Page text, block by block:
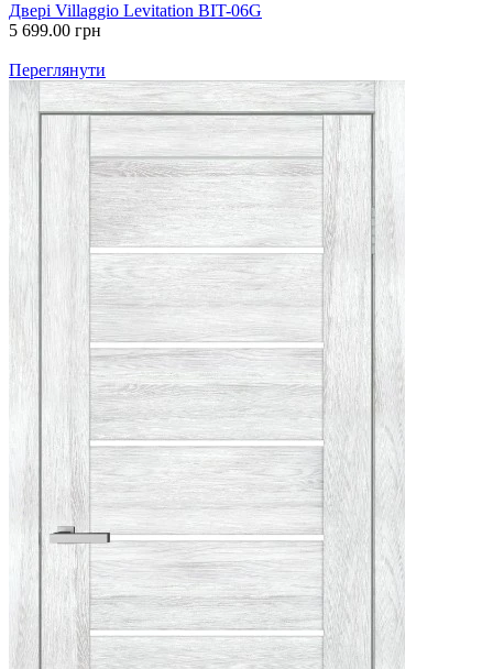
Двері Villaggio Levitation BIT-06G
5 699.00 грн
Переглянути